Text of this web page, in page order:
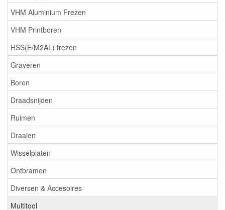
VHM Aluminium Frezen
VHM Printboren
HSS(E/M2AL) frezen
Graveren
Boren
Draadsnijden
Ruimen
Draaien
Wisselplaten
Ontbramen
Diversen & Accesoires
Multitool